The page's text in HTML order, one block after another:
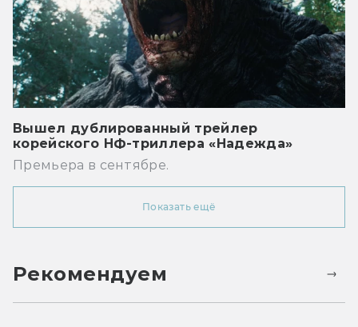
Вышел дублированный трейлер
корейского НФ-триллера «Надежда»
Премьера в сентябре.
Показать ещё
Рекомендуем